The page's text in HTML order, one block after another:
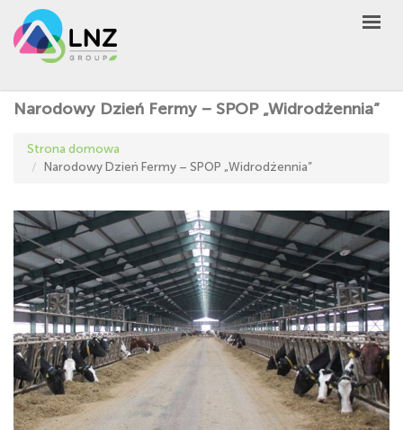
GROUP
AGRO
PRODUCT
DEFENDA
UNIVERSEED
AKTUALNOŚCI
KONTAKT
INNE
UA
EN PL
KUP
ONLINE
Narodowy Dzień Fermy – SPOP „Widrodżennia”
Strona domowa
Narodowy Dzień Fermy – SPOP „Widrodżennia”